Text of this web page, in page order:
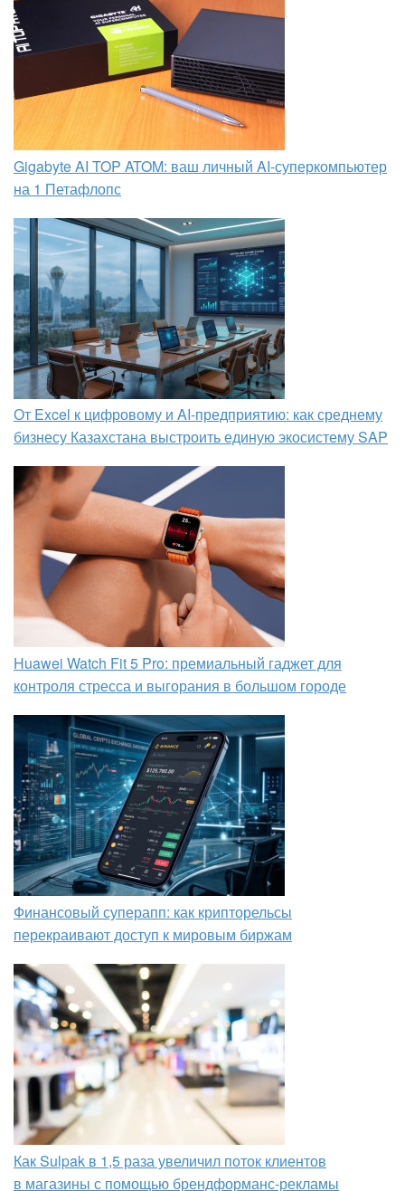
Gigabyte AI TOP ATOM: ваш личный AI-суперкомпьютер
на 1 Петафлопс
От Excel к цифровому и AI‑предприятию: как среднему
бизнесу Казахстана выстроить единую экосистему SAP
Huawei Watch Fit 5 Pro: премиальный гаджет для
контроля стресса и выгорания в большом городе
Финансовый суперапп: как крипторельсы
перекраивают доступ к мировым биржам
Как Sulpak в 1,5 раза увеличил поток клиентов
в магазины с помощью брендформанс-рекламы